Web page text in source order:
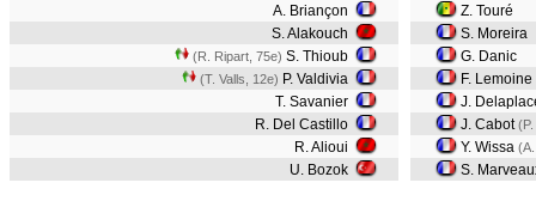
A. Briançon
S. Alakouch
(R. Ripart, 75e) S. Thioub
(T. Valls, 12e) P. Valdivia
T. Savanier
R. Del Castillo
R. Alioui
U. Bozok
Z. Touré
S. Moreira
G. Danic
F. Lemoine
J.
J. Cabot
Y. Wissa
S.